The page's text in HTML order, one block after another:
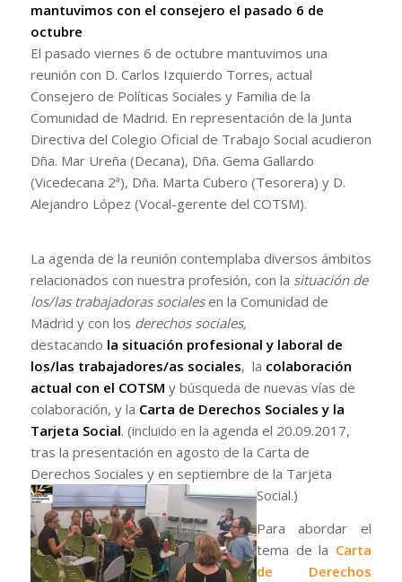
mantuvimos con el consejero el pasado 6 de
octubre
El pasado viernes 6 de octubre mantuvimos una
reunión con D. Carlos Izquierdo Torres, actual
Consejero de Políticas Sociales y Familia de la
Comunidad de Madrid. En representación de la Junta
Directiva del Colegio Oficial de Trabajo Social acudieron
Dña. Mar Ureña (Decana), Dña. Gema Gallardo
(Vicedecana 2ª), Dña. Marta Cubero (Tesorera) y D.
Alejandro López (Vocal-gerente del COTSM).
La agenda de la reunión contemplaba diversos ámbitos
relacionados con nuestra profesión, con la situación de
los/las trabajadoras socialesen la Comunidad de
Madrid y con los derechos sociales,
destacando la situación profesional y laboral de
los/las trabajadores/as sociales, la colaboración
actual con el COTSM y búsqueda de nuevas vías de
colaboración, y la Carta de Derechos Sociales y la
Tarjeta Social. (incluido en la agenda el 20.09.2017,
tras la presentación en agosto de la Carta de
Derechos Sociales y en septiembre de la Tarjeta
Social.)
Para abordar el
tema de la Carta
de Derechos